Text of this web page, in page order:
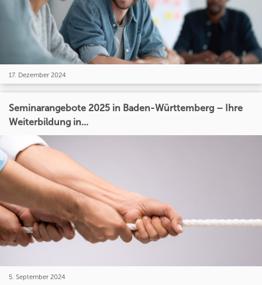
17. Dezember 2024
Seminarangebote 2025 in Baden-Württemberg – Ihre
Weiterbildung in...
5. September 2024